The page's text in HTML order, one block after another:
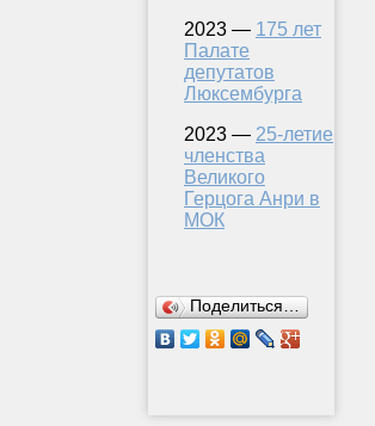
2023 — 175 лет
Палате
депутатов
Люксембурга
2023 — 25-летие
членства
Великого
Герцога Анри в
МОК
Поделиться…